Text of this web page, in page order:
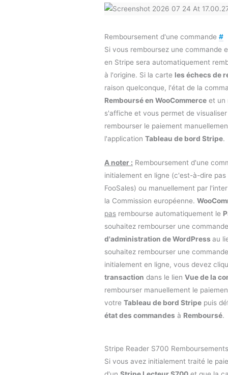
Remboursement d'une commande #
Si vous remboursez une commande
en Stripe sera automatiquement
à l'origine. Si la carte les échecs de
raison quelconque, l'état de la
Remboursé en WooCommerce et un
s'affiche et vous permet de
rembourser le paiement
l'application Tableau de bord Stripe.
A noter : Remboursement d'une
initialement en ligne (c'est-à-dire
FooSales) ou manuellement par
la Commission européenne.
pas rembourse automatiquement le
souhaitez rembourser une
d'administration de WordPress au
souhaitez rembourser une
initialement en ligne, vous devez
transaction dans le lien Vue de la
rembourser manuellement le
votre Tableau de bord Stripe puis
état des commandes à Remboursé.
Stripe Reader S700
Si vous avez initialement traité le